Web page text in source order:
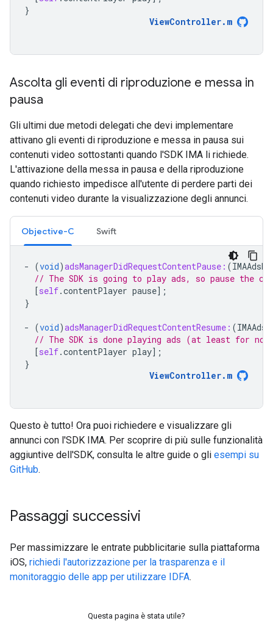
}
ViewController. m
Ascolta gli eventi di riproduzione e messa in
pausa
Gli ultimi due metodi delegati che devi implementare
attivano gli eventi di riproduzione e messa in pausa sui
contenuti video sottostanti quando l'SDK IMA li richiede.
L'attivazione della messa in pausa e della riproduzione
quando richiesto impedisce all'utente di perdere parti dei
contenuti video durante la visualizzazione degli annunci.
Objective-C Swift
- (void)adsManagerDidRequestContentPause: (
// The SDK is going to play ads, so pause the
[self.contentPlayer pause];
}
- (void)adsManagerDidRequestContentResume: (
// The SDK is done playing ads (at least for
[self.contentPlayer play];
}
ViewController. m
Questo è tutto! Ora puoi richiedere e visualizzare gli
annunci con l'SDK IMA. Per scoprire di più sulle funzionalità
aggiuntive dell'SDK, consulta le altre guide o gli esempi su
GitHub.
Passaggi successivi
Per massimizzare le entrate pubblicitarie sulla piattaforma
iOS, richiedi l'autorizzazione per la trasparenza e il
monitoraggio delle app per utilizzare IDFA.
Questa pagina è stata utile?